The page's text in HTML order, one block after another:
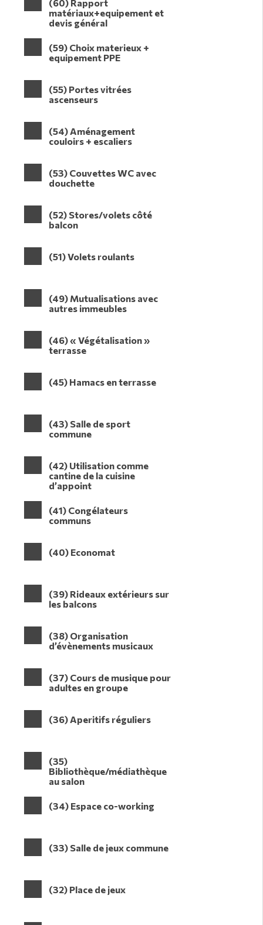
(60) Rapport
matériaux+equipement et
devis général
(59) Choix materieux +
equipement PPE
(55) Portes vitrées
ascenseurs
(54) Aménagement
couloirs + escaliers
(53) Couvettes WC avec
douchette
(52) Stores/volets côté
balcon
(51) Volets roulants
(49) Mutualisations avec
autres immeubles
(46) « Végétalisation »
terrasse
(45) Hamacs en terrasse
(43) Salle de sport
commune
(42) Utilisation comme
cantine de la cuisine
d’appoint
(41) Congélateurs
communs
(40) Economat
(39) Rideaux extérieurs sur
les balcons
(38) Organisation
d’évènements musicaux
(37) Cours de musique pour
adultes en groupe
(36) Aperitifs réguliers
(35)
Bibliothèque/médiathèque
au salon
(34) Espace co-working
(33) Salle de jeux commune
(32) Place de jeux